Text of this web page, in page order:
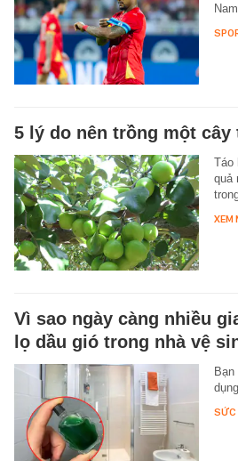
Nam.
5 lý do nên trồng một cây
Táo
quả
XEM
Vì sao ngày càng nhiều
lọ dầu gió trong nhà vệ
SỨC